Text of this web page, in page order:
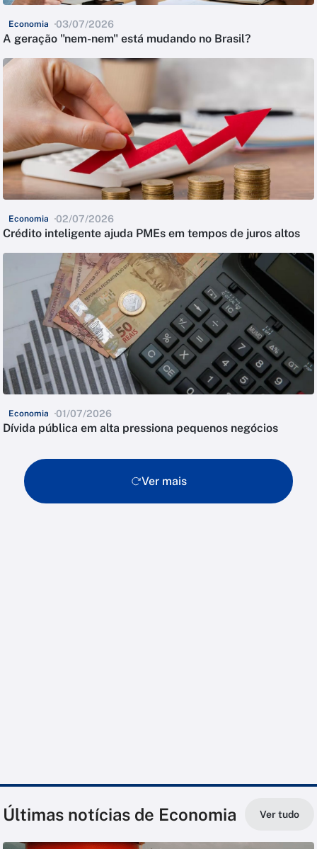
Economia 03/07/2026
A geração "nem-nem" está mudando no Brasil?
Economia 02/07/2026
Crédito inteligente ajuda PMEs em tempos de juros altos
Economia 01/07/2026
Dívida pública em alta pressiona pequenos negócios
Ver mais
Últimas notícias de Economia Ver tudo